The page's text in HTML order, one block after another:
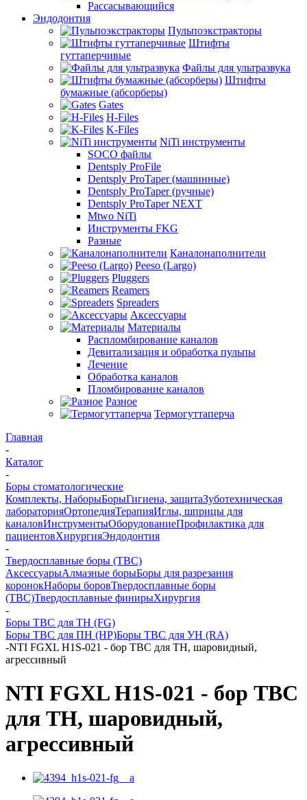
Рассасывающийся
Эндодонтия
Пульпоэкстракторы
Штифты
гуттаперчивые
Файлы для ультразвука
Штифты
бумажные (абсорберы)
Gates
H-Files
K-Files
NiTi инструменты
SOCO файлы
Dentsply ProFile
Dentsply ProTaper (машинные)
Dentsply ProTaper (ручные)
Dentsply ProTaper NEXT
Mtwo NiTi
Инструменты FKG
Разные
Каналонаполнители
Peeso (Largo)
Pluggers
Reamers
Spreaders
Аксессуары
Материалы
Распломбирование каналов
Девитализация и обработка пульпы
Лечение
Обработка каналов
Пломбирование каналов
Разное
Термогуттаперча
Главная
-
Каталог
-
Боры стоматологические
Комплекты, НаборыБорыГигиена, защитаЗуботехническая
лабораторияОртопедияТерапияИглы, шприцы для
каналовИнструментыОборудованиеПрофилактика для
пациентовХирургияЭндодонтия
-
Твердосплавные боры (ТВС)
АксессуарыАлмазные борыБоры для разрезания
коронокНаборы боровТвердосплавные боры
(ТВС)Твердосплавные финирыХирургия
-
Боры ТВС для ТН (FG)
Боры ТВС для ПН (HP)Боры ТВС для УН (RA)
-NTI FGXL H1S-021 - бор ТВС для ТН, шаровидный,
агрессивный
NTI FGXL H1S-021 - бор ТВС
для ТН, шаровидный,
агрессивный